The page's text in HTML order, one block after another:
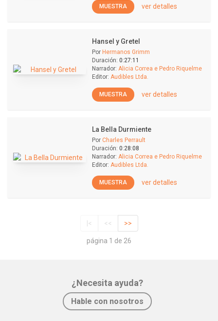
MUESTRA ver detalles
Hansel y Gretel
Por Hermanos Grimm
Duración: 0:27:11
Narrador: Alicia Correa e Pedro Riquelme
Editor: Audibles Ltda.
MUESTRA ver detalles
La Bella Durmiente
Por Charles Perrault
Duración: 0:28:08
Narrador: Alicia Correa e Pedro Riquelme
Editor: Audibles Ltda.
MUESTRA ver detalles
|< << >>
página 1 de 26
¿Necesita ayuda?
Hable con nosotros